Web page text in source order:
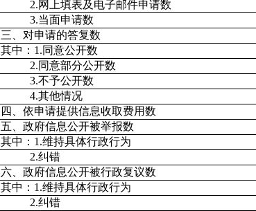
2.网上填表及电子邮件申请数
3.当面申请数
三、对申请的答复数
其中： 1.同意公开数
2.同意部分公开数
3.不予公开数
4.其他情况
四、依申请提供信息收取费用数
五、政府信息公开被举报数
其中： 1.维持具体行政行为
2.纠错
六、政府信息公开被行政复议数
其中： 1.维持具体行政行为
2.纠错